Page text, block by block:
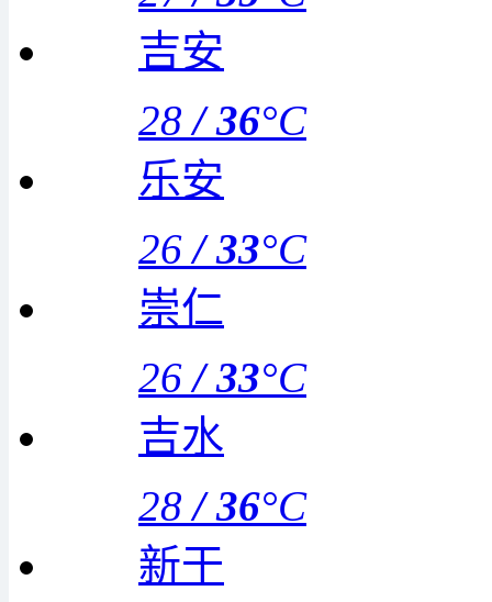
吉安
28 /36°C
乐安
26 /33°C
崇仁
26 /33°C
吉水
28 /36°C
新干